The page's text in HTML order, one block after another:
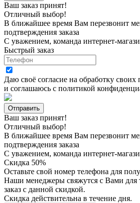
Ваш заказ принят!
Отличный выбор!
В ближайшее время Вам перезвонит
подтверждения заказа
С уважением, команда интернет-
Быстрый заказ
Даю своё согласие на обработку
и соглашаюсь с политикой
Ваш заказ принят!
Отличный выбор!
В ближайшее время Вам перезвонит
подтверждения заказа
С уважением, команда интернет-
Скидка 50%
Оставьте свой номер телефона для
Наши менеджеры свяжутся с Вами для
заказ с данной скидкой.
Скидка действительна в течение дня.